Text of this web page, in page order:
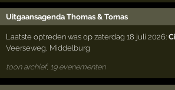
Uitgaansagenda Thomas & Tomas
Laatste optreden was op zaterdag 18 juli 2026:
Veerseweg, Middelburg
toon archief, 19 evenementen